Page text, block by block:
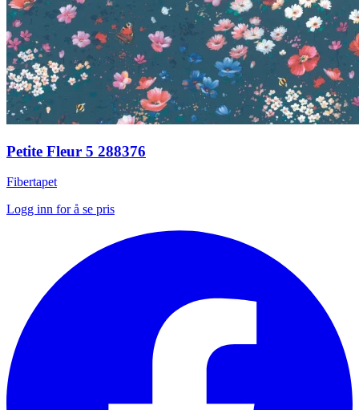
Petite Fleur 5 288376
Fibertapet
Logg inn for å se pris